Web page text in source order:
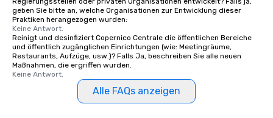
geben Sie bitte an, welche Organisationen zur Entwicklung dieser
Praktiken herangezogen wurden:
Keine Antwort.
Reinigt und desinfiziert Copernico Centrale die öffentlichen Bereiche
und öffentlich zugänglichen Einrichtungen (wie: Meetingräume,
Restaurants, Aufzüge, usw.)? Falls Ja, beschreiben Sie alle neuen
Maßnahmen, die ergriffen wurden.
Keine Antwort.
Alle FAQs anzeigen